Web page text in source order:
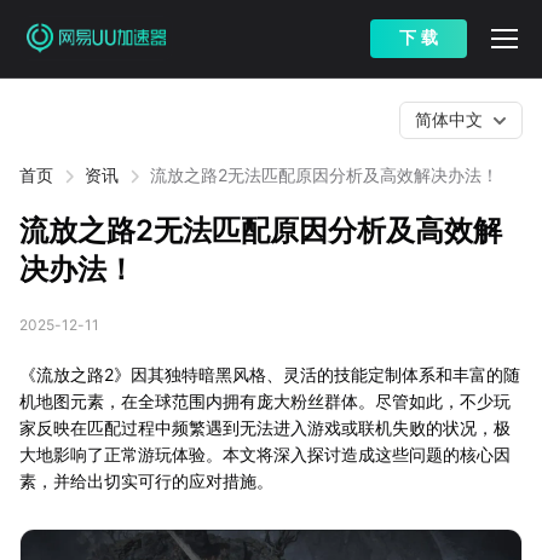
下 载
首页 资讯 流放之路2无法匹配原因分析及高效解决办法！
简体中文
流放之路2无法匹配原因分析及高效解
决办法！
2025-12-11
《流放之路2》因其独特暗黑风格、灵活的技能定制体系和丰富的随
机地图元素，在全球范围内拥有庞大粉丝群体。尽管如此，不少玩
家反映在匹配过程中频繁遇到无法进入游戏或联机失败的状况，极
大地影响了正常游玩体验。本文将深入探讨造成这些问题的核心因
素，并给出切实可行的应对措施。